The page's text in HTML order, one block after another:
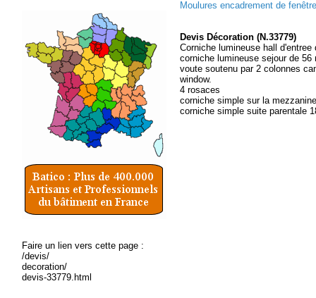
Faire un lien vers cette page :
/devis/
decoration/
devis-33779.html
Moulures encadrement de
Devis Décoration (N.33779)
Corniche lumineuse hall d'entree
corniche lumineuse sejour de 56
voute soutenu par 2 colonnes
window.
4 rosaces
corniche simple sur la
corniche simple suite parentale